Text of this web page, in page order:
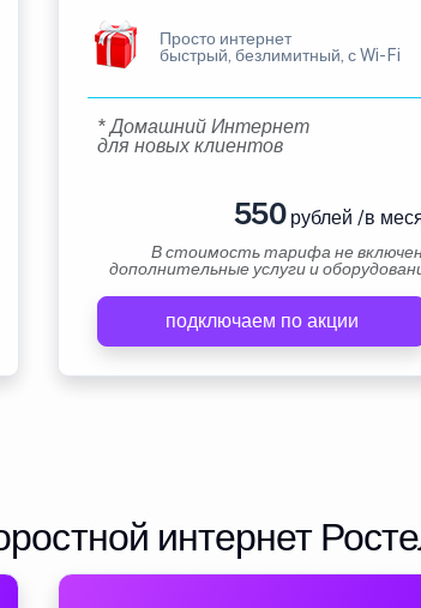
Просто интернет
быстрый, безлимитный, с Wi-Fi
* Домашний Интернет
для новых клиентов
550рублей /в
В стоимость тарифа не
дополнительные услуги и
подключаем по акции
интернет